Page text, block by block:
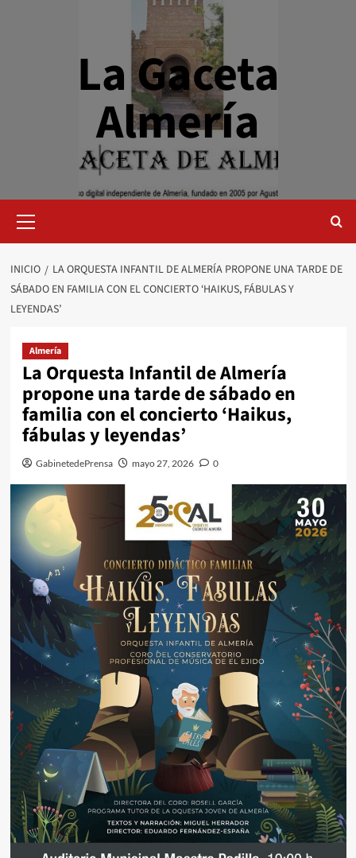
La Gaceta
Almería
primario
INICIO
LA ORQUESTA INFANTIL DE ALMERÍA PROPONE UNA TARDE DE
SÁBADO EN FAMILIA CON EL CONCIERTO ‘HAIKUS, FÁBULAS Y
LEYENDAS’
Almería
La Orquesta Infantil de Almería
propone una tarde de sábado en
familia con el concierto ‘Haikus,
fábulas y leyendas’
GabinetedePrensa mayo 27, 2026 0